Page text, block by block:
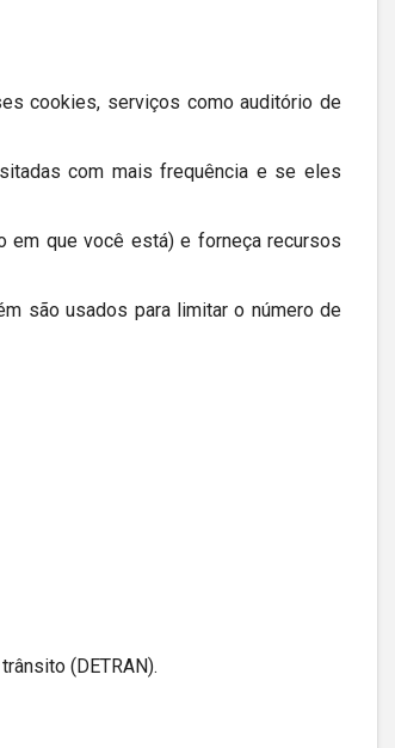
cookies, serviços como auditório de
com mais frequência e se eles
em que você está) e forneça recursos
são usados para limitar o número de
(DETRAN).